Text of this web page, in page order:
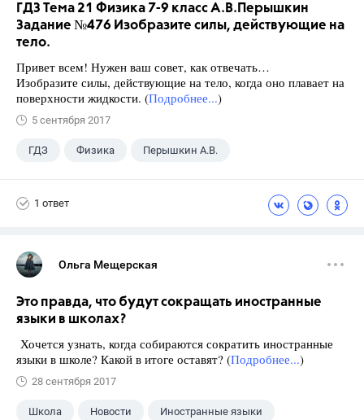
ГДЗ Тема 21 Физика 7-9 класс А.В.Перышкин
Задание №476 Изобразите силы, действующие на
тело.
Привет всем! Нужен ваш совет, как отвечать…
Изобразите силы, действующие на тело, когда оно плавает на
поверхности жидкости. (Подробнее...)
5 сентября 2017
ГДЗ Физика Перышкин А.В.
1 ответ
Ольга Мещерская
Это правда, что будут сокращать иностранные
языки в школах?
Хочется узнать, когда собираются сократить иностранные
языки в школе? Какой в итоге оставят? (Подробнее...)
28 сентября 2017
Школа Новости Иностранные языки